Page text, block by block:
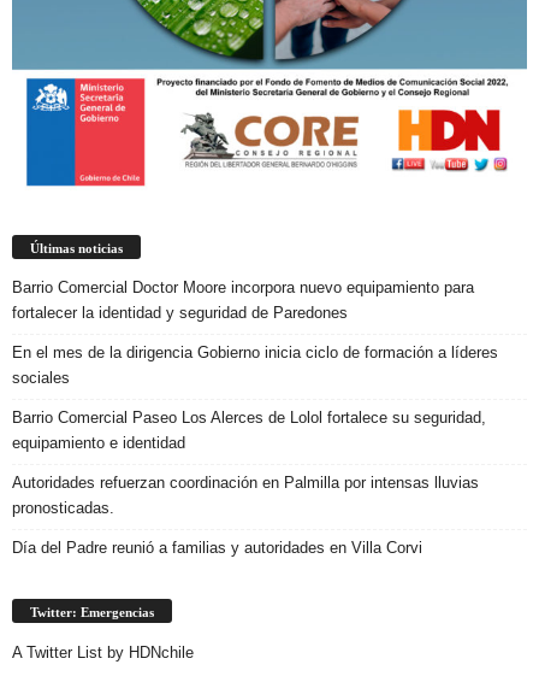
Últimas noticias
Barrio Comercial Doctor Moore incorpora nuevo equipamiento para
fortalecer la identidad y seguridad de Paredones
En el mes de la dirigencia Gobierno inicia ciclo de formación a líderes
sociales
Barrio Comercial Paseo Los Alerces de Lolol fortalece su seguridad,
equipamiento e identidad
Autoridades refuerzan coordinación en Palmilla por intensas lluvias
pronosticadas.
Día del Padre reunió a familias y autoridades en Villa Corvi
Twitter: Emergencias
A Twitter List by HDNchile